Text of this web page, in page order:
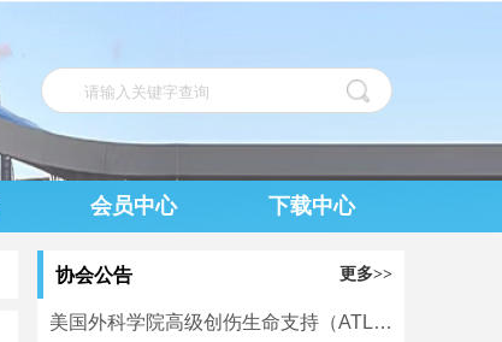
会员中心 下载中心
协会公告 更多>>
美国外科学院高级创伤生命支持（ATLS）中文课程第八期培训班在深成功举办